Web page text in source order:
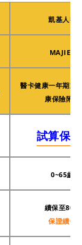
凱基人壽
MAJIEA
醫卡健康一年期重
康保險附約
試算保
0~65歲
續保至80歲
保證續保